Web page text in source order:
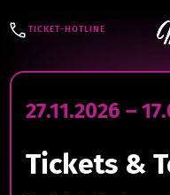
TICKET-HOTLINE
27.11.2026 –
Tickets &